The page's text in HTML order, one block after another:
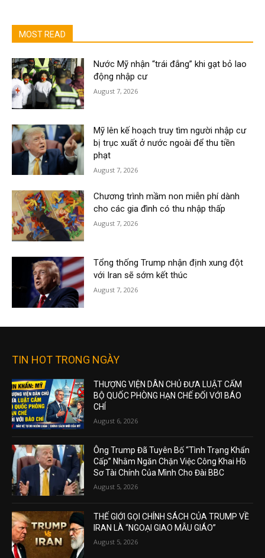
MOST READ
Nước Mỹ nhận “trái đắng” khi gạt bỏ lao
động nhập cư
August 7, 2026
Mỹ lên kế hoạch truy tìm người nhập cư
bị trục xuất ở nước ngoài để thu tiền
phạt
August 7, 2026
Chương trình mầm non miễn phí dành
cho các gia đình có thu nhập thấp
August 7, 2026
Tổng thống Trump nhận định xung đột
với Iran sẽ sớm kết thúc
August 7, 2026
TIN HOT TRONG NGÀY
THƯỢNG VIỆN DÂN CHỦ ĐƯA LUẬT CẤM
BỘ QUỐC PHÒNG HẠN CHẾ ĐỐI VỚI BÁO
CHÍ
August 6, 2026
Ông Trump Đã Tuyên Bố “Tình Trạng Khẩn
Cấp” Nhằm Ngăn Chặn Việc Công Khai Hồ
Sơ Tài Chính Của Mình Cho Đài BBC
August 5, 2026
THẾ GIỚI GỌI CHÍNH SÁCH CỦA TRUMP VỀ
IRAN LÀ “NGOẠI GIAO MẪU GIÁO”
August 5, 2026